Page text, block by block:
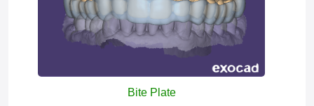
Bite Plate